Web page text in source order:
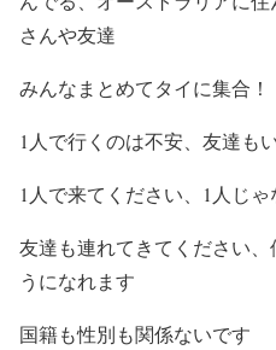
さんや友達
みんなまとめてタイに集合！
1人で行くのは不安、友達も
1人で来てください、1人じゃ
友達も連れてきてください
うになれます
国籍も性別も関係ないです